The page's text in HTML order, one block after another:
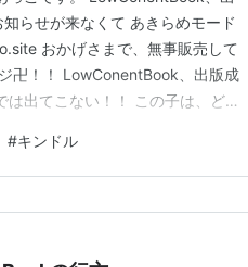
らせが来なくて あきらめモード
おかげさまで、無事販売して
卍！！ LowConentBook、出版成
出てこない！！ この子は、どこ
らない・・・ このペ…
#キンドル